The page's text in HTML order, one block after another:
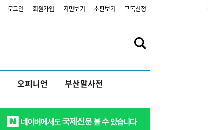
로그인 회원가입 지면보기 초판보기 구독신청
오피니언 부산말사전